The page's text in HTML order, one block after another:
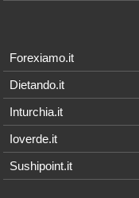
Forexiamo.it
Dietando.it
Inturchia.it
Ioverde.it
Sushipoint.it